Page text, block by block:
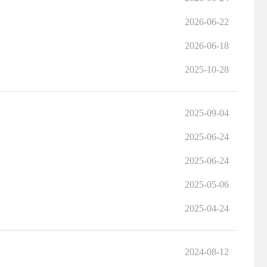
2026-06-22
2026-06-18
2025-10-28
2025-09-04
2025-06-24
2025-06-24
2025-05-06
2025-04-24
2024-08-12